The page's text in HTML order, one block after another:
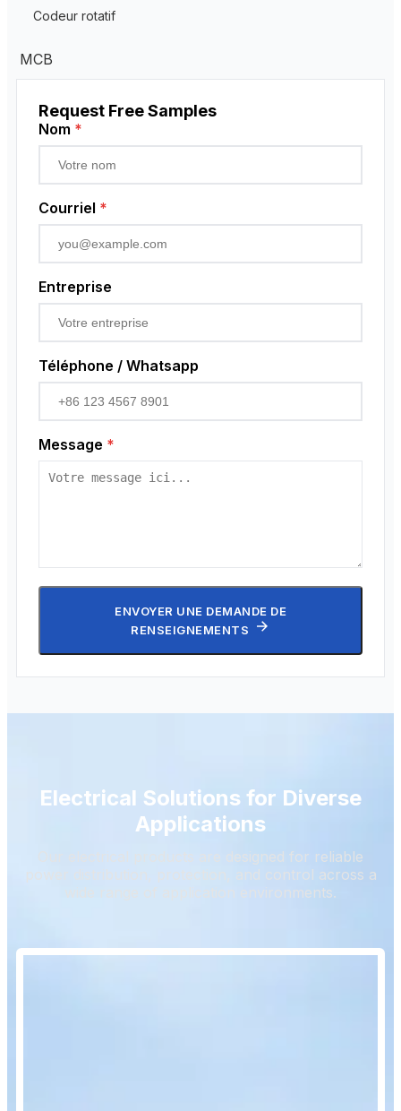
Residual Current Transformer
Codeur rotatif
MCB
Request Free Samples
Nom *
Courriel *
Entreprise
Téléphone / Whatsapp
Message *
ENVOYER UNE DEMANDE DE
RENSEIGNEMENTS
Electrical Solutions for Diverse
Applications
Our electrical products are designed for reliable
power distribution, protection, and control across a
wide range of application environments.